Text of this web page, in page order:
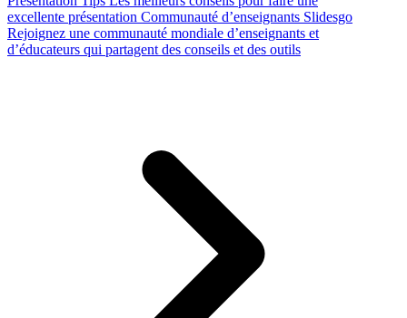
excellente présentation Communauté d’enseignants Slidesgo
Rejoignez une communauté mondiale d’enseignants et
d’éducateurs qui partagent des conseils et des outils